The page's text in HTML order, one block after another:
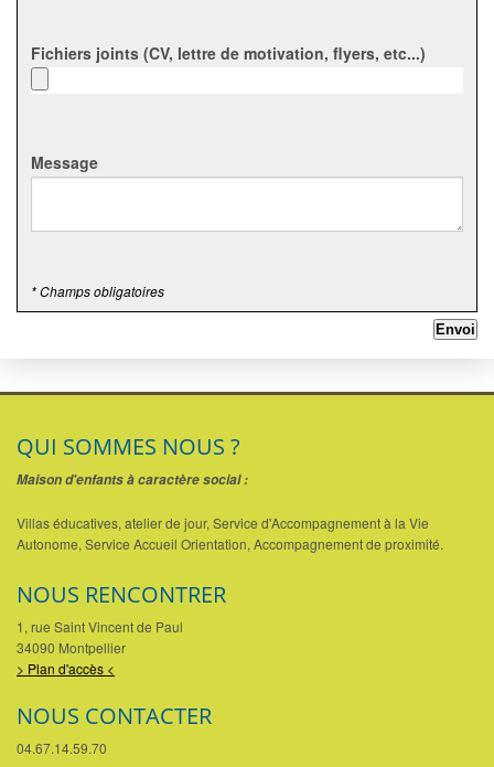
Fichiers joints (CV, lettre de motivation, flyers, etc...)
Message
* Champs obligatoires
QUI SOMMES NOUS ?
Maison d'enfants à caractère social :
Villas éducatives, atelier de jour, Service d'Accompagnement à la Vie
Autonome, Service Accueil Orientation, Accompagnement de proximité.
NOUS RENCONTRER
1, rue Saint Vincent de Paul
34090 Montpellier
> Plan d'accès <
NOUS CONTACTER
04.67.14.59.70